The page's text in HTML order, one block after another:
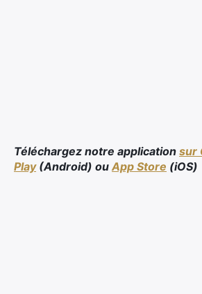
Téléchargez notre application sur
Play(Android) ouApp Store (iOS)